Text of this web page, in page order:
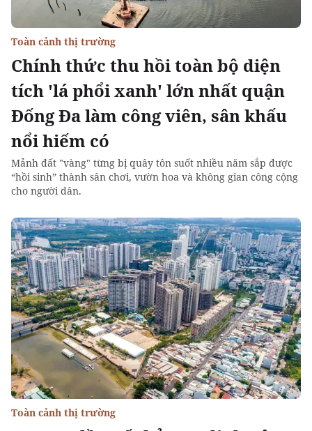
Chính thức thu hồi toàn bộ diện
tích 'lá phổi xanh' lớn nhất quận
Đống Đa làm công viên, sân khấu
nổi hiếm có
Toàn cảnh thị trường
Mảnh đất "vàng" từng bị quây tôn suốt nhiều năm sắp được
“hồi sinh” thành sân chơi, vườn hoa và không gian công cộng
cho người dân.
Toàn cảnh thị trường